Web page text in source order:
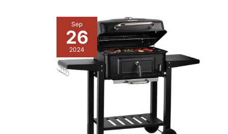
mm. Housse de
protection incluse.
divers styles de
décoration extérieure ou
intérieure, ajoutant de
l'élégance à votre espace
et créant une atmosphère
chaleureuse et agréable.
Facile à utiliser et à
entretenir, le processus
simple d'ajout de
et facile.
Sep
26
2024